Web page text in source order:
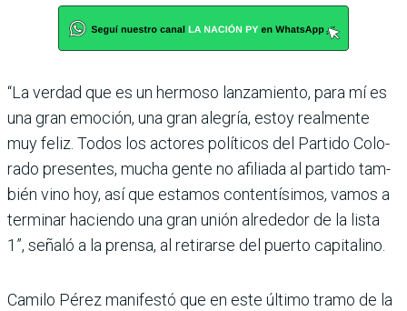
“La verdad que es un her­moso lanzamiento, para mí es
una gran emoción, una gran alegría, estoy realmente
muy feliz. Todos los actores políticos del Partido Colo­
rado presentes, mucha gente no afiliada al partido tam­
bién vino hoy, así que esta­mos contentísimos, vamos a
terminar haciendo una gran unión alrededor de la lista
1”, señaló a la prensa, al reti­rarse del puerto capitalino.
Camilo Pérez manifestó que en este último tramo de la